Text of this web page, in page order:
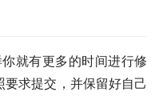
就有更多的时间进行修
求提交，并保留好自己